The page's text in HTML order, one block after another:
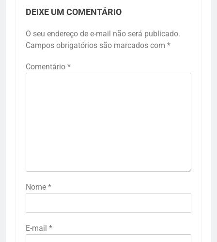
DEIXE UM COMENTÁRIO
O seu endereço de e-mail não será publicado.
Campos obrigatórios são marcados com *
Comentário *
Nome *
E-mail *